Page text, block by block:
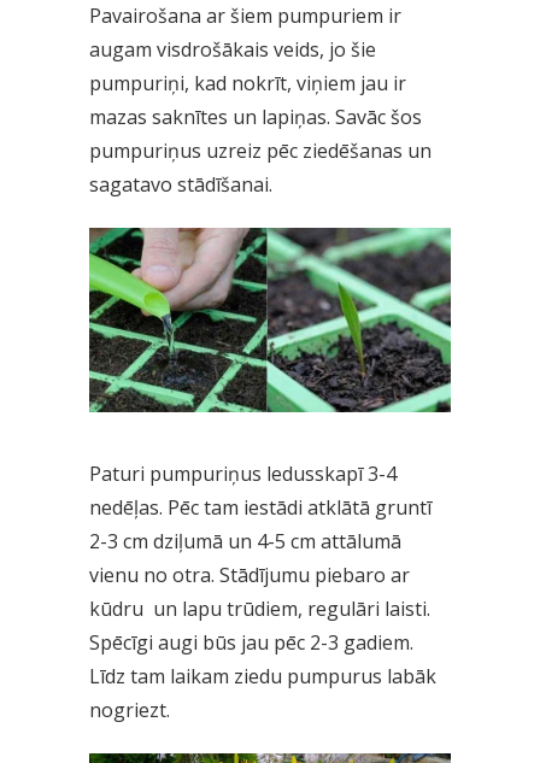
Pavairošana ar šiem pumpuriem ir
augam visdrošākais veids, jo šie
pumpuriņi, kad nokrīt, viņiem jau ir
mazas saknītes un lapiņas. Savāc šos
pumpuriņus uzreiz pēc ziedēšanas un
sagatavo stādīšanai.
Paturi pumpuriņus ledusskapī 3-4
nedēļas. Pēc tam iestādi atklātā gruntī
2-3 cm dziļumā un 4-5 cm attālumā
vienu no otra. Stādījumu piebaro ar
kūdru un lapu trūdiem, regulāri laisti.
Spēcīgi augi būs jau pēc 2-3 gadiem.
Līdz tam laikam ziedu pumpurus labāk
nogriezt.